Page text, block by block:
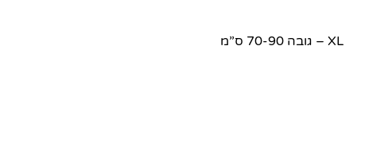
XL – גובה 70-90 ס”מ